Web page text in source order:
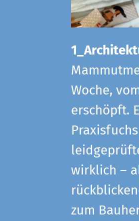
Woche,
erschöpft.
wirklich –
zum